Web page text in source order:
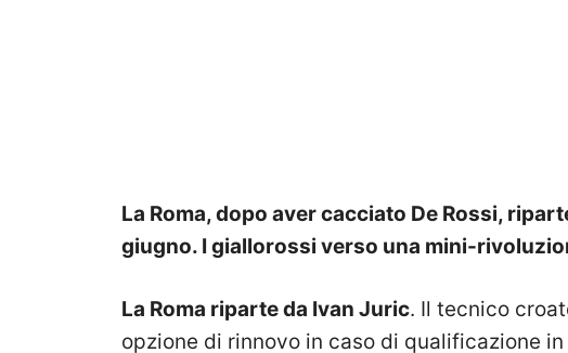
La Roma, dopo aver cacciato De Rossi,
giugno. I giallorossi verso una mini-
La Roma riparte da Ivan Juric. Il tecnico
opzione di rinnovo in caso di qualificazione